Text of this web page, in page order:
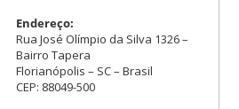
Endereço:
Rua José Olímpio da Silva 1326 –
Bairro Tapera
Florianópolis – SC – Brasil
CEP: 88049-500